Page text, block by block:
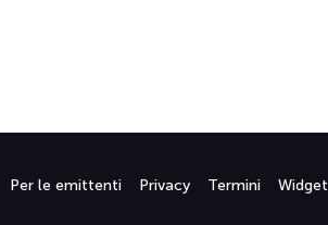
Per le emittenti Privacy Termini Widget